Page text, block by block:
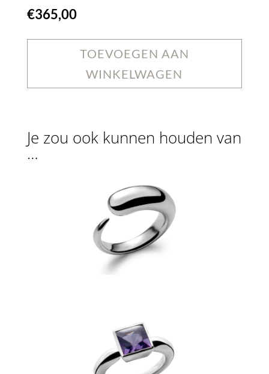
€365,00
TOEVOEGEN AAN
WINKELWAGEN
Je zou ook kunnen houden van
…